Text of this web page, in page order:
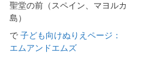
聖堂の前（スペイン、マヨルカ
島）
で 子ども向けぬりえページ：
エムアンドエムズ